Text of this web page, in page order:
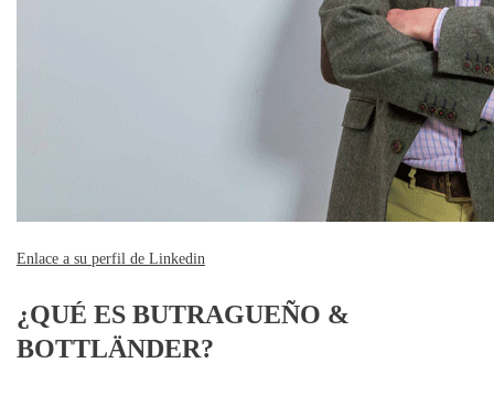
Enlace a su perfil de Linkedin
¿QUÉ ES BUTRAGUEÑO &
BOTTLÄNDER?